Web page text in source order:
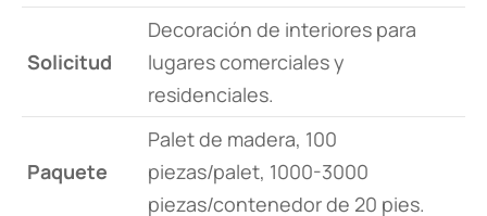
Solicitud
Decoración de interiores para
lugares comerciales y
residenciales.
Paquete
Palet de madera, 100
piezas/palet, 1000-3000
piezas/contenedor de 20 pies.